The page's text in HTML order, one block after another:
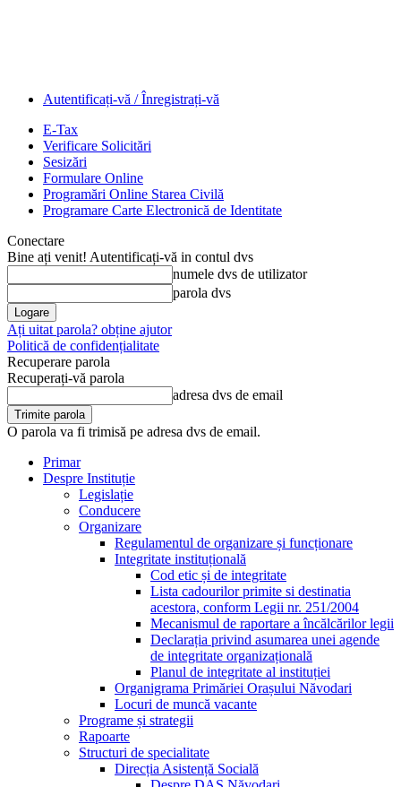
Autentificați-vă / Înregistrați-vă
E-Tax
Verificare Solicitări
Sesizări
Formulare Online
Programări Online Starea Civilă
Programare Carte Electronică de Identitate
Conectare
Bine ați venit! Autentificați-vă in contul dvs
numele dvs de utilizator
parola dvs
Ați uitat parola? obține ajutor
Politică de confidențialitate
Recuperare parola
Recuperați-vă parola
adresa dvs de email
O parola va fi trimisă pe adresa dvs de email.
Primar
Despre Instituție
Legislație
Conducere
Organizare
Regulamentul de organizare și funcționare
Integritate instituțională
Cod etic și de integritate
Lista cadourilor primite si destinatia
acestora, conform Legii nr. 251/2004
Mecanismul de raportare a încălcărilor legii
Declarația privind asumarea unei agende
de integritate organizațională
Planul de integritate al instituției
Organigrama Primăriei Orașului Năvodari
Locuri de muncă vacante
Programe și strategii
Rapoarte
Structuri de specialitate
Direcția Asistență Socială